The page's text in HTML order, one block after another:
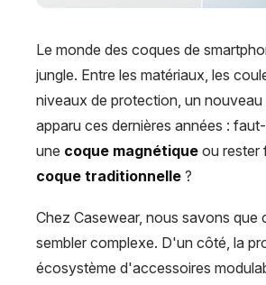
Le monde des coques de
jungle. Entre les matériaux, les
niveaux de protection, un nouveau
apparu ces dernières années :
une coque magnétique ou rester
coque traditionnelle ?
Chez Casewear, nous savons que
sembler complexe. D'un côté, la
écosystème d'accessoires